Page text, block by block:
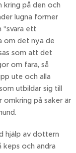
kring på den och
lugna former
"svara ett
om det nya de
som att det
om fara, så
ute och alla
utbildar sig till
omkring på saker är
hjälp av dottern
keps och andra